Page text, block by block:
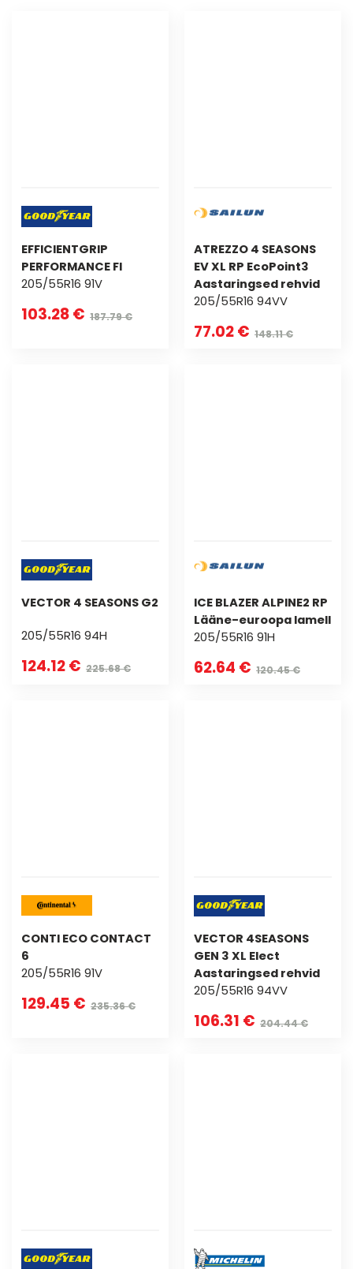
EFFICIENTGRIP
PERFORMANCE FI
205/55R16 91V
103.28 € 187.79 €
ATREZZO 4 SEASONS
EV XL RP EcoPoint3
Aastaringsed rehvid
205/55R16 94VV
77.02 € 148.11 €
VECTOR 4 SEASONS G2
205/55R16 94H
124.12 € 225.68 €
ICE BLAZER ALPINE2 RP
Lääne-euroopa lamell
205/55R16 91H
62.64 € 120.45 €
CONTI ECO CONTACT
6
205/55R16 91V
129.45 € 235.36 €
VECTOR 4SEASONS
GEN 3 XL Elect
Aastaringsed rehvid
205/55R16 94VV
106.31 € 204.44 €